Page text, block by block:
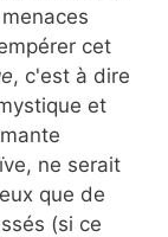
cet
, c'est à dire
et
ne serait
que de
(si ce